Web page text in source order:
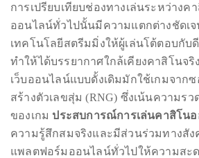
on
Instagram
@therealduanewells
Video
การเปรียบเทียบช่องทางเล่นระหว่างค
ออนไลน์ทั่วไปนั้นมีความแตกต่างชัดเ
เทคโนโลยีสตรีมมิ่งให้ผู้เล่นโต้ตอบกับ
ทำให้ได้บรรยากาศใกล้เคียงคาสิโนจ
เว็บออนไลน์แบบดั้งเดิมมักใช้เกมจาก
สร้างตัวเลขสุ่ม (RNG) ซึ่งเน้นความร
ของเกม ประสบการณ์การเล่นคาสิโน
ความรู้สึกสมจริงและมีส่วนร่วมทางสั
แพลตฟอร์มออนไลน์ทั่วไปให้ความสะ